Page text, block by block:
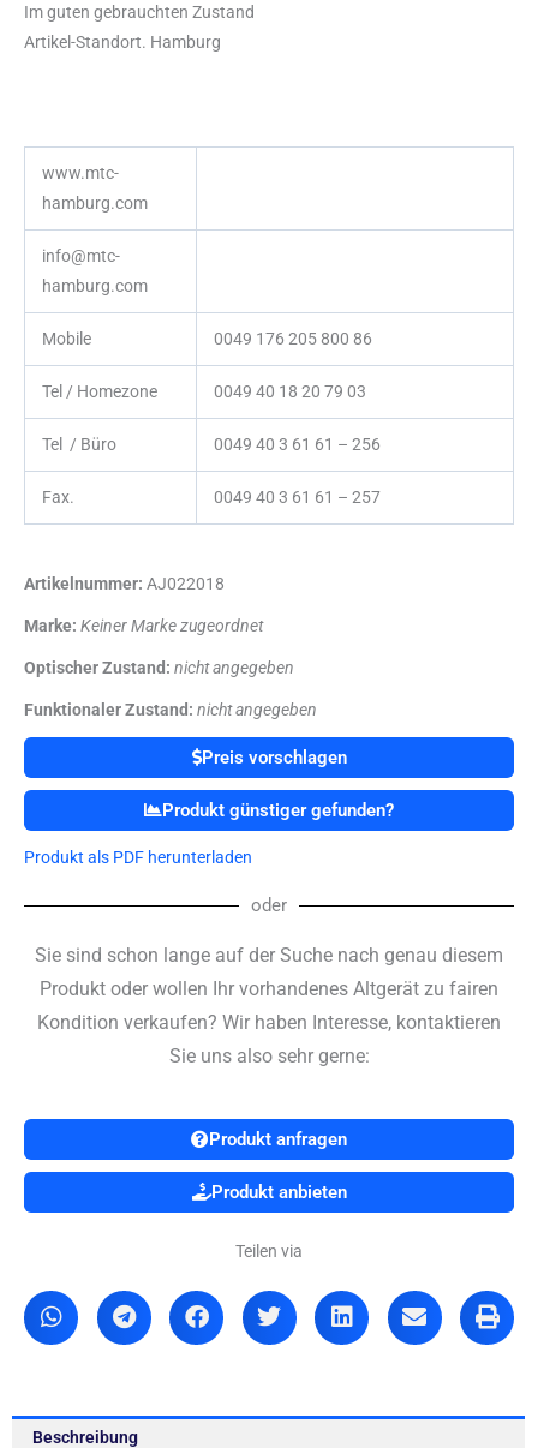
Im guten gebrauchten Zustand
Artikel-Standort. Hamburg
www.mtc-
hamburg.com
info@mtc-
hamburg.com
Mobile 0049 176 205 800 86
Tel / Homezone 0049 40 18 20 79 03
Tel / Büro 0049 40 3 61 61 – 256
Fax. 0049 40 3 61 61 – 257
Artikelnummer: AJ022018
Marke: Keiner Marke zugeordnet
Optischer Zustand: nicht angegeben
Funktionaler Zustand: nicht angegeben
Preis vorschlagen
Produkt günstiger gefunden?
Produkt als PDF herunterladen
oder
Sie sind schon lange auf der Suche nach genau diesem
Produkt oder wollen Ihr vorhandenes Altgerät zu fairen
Kondition verkaufen? Wir haben Interesse, kontaktieren
Sie uns also sehr gerne:
Produkt anfragen
Produkt anbieten
Teilen via
Beschreibung